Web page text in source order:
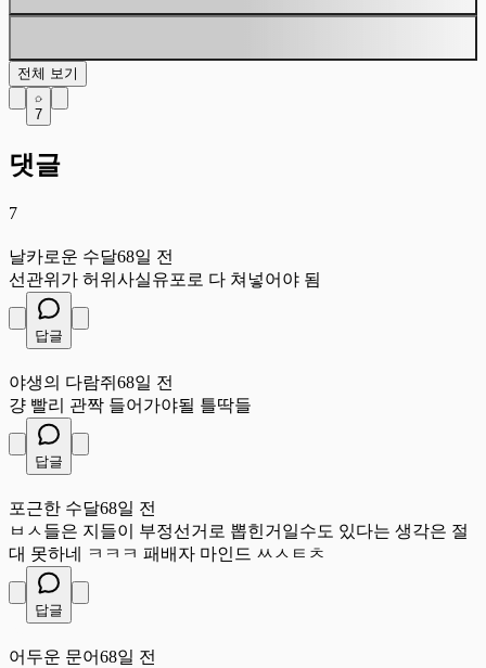
전체 보기
7
댓글
7
날카로운 수달68일 전
선관위가 허위사실유포로 다 쳐넣어야 됨
답글
야생의 다람쥐 68일 전
걍 빨리 관짝 들어가야될 틀딱들
답글
포근한 수달68일 전
ㅂㅅ들은 지들이 부정선거로 뽑힌거일수도 있다는 생각은 절
대 못하네 ㅋㅋㅋ 패배자 마인드 ㅆㅅㅌㅊ
답글
어두운 문어68일 전